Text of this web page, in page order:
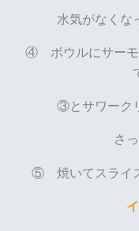
水気がなくな
④ ボウルにサー
③とサワーク
さ
⑤ 焼いてスライ